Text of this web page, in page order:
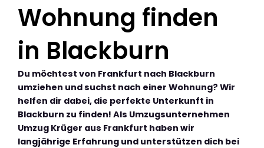
Wohnung finden
in Blackburn
Du möchtest von Frankfurt nach Blackburn
umziehen und suchst nach einer Wohnung? Wir
helfen dir dabei, die perfekte Unterkunft in
Blackburn zu finden! Als Umzugsunternehmen
Umzug Krüger aus Frankfurt haben wir
langjährige Erfahrung und unterstützen dich bei